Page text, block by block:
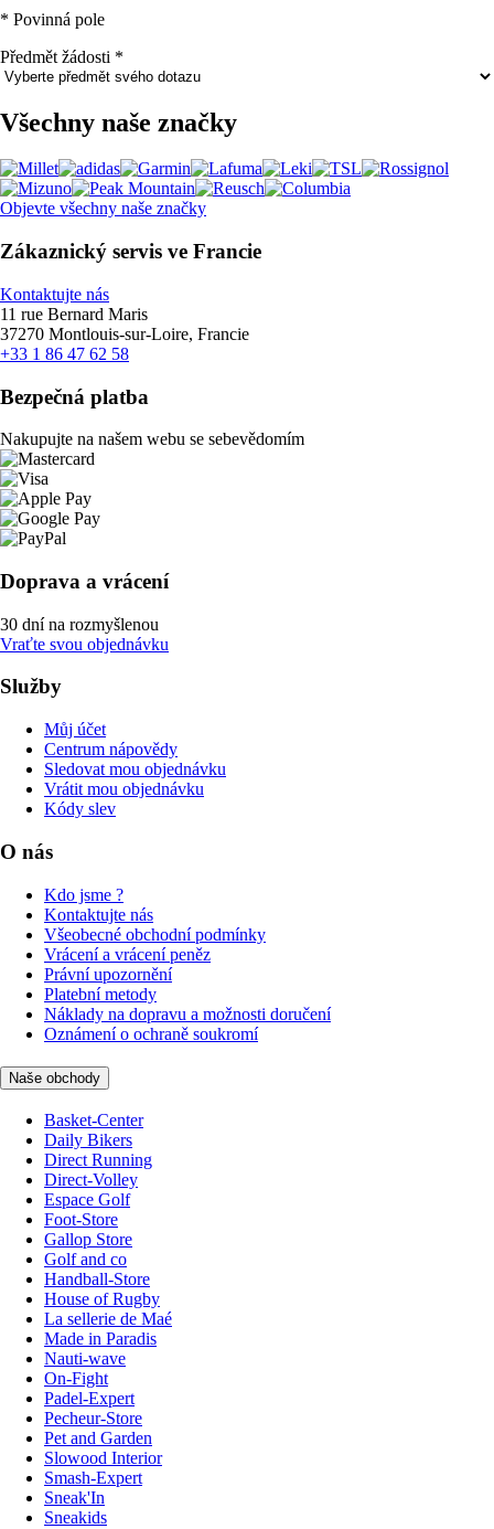
* Povinná pole
Předmět žádosti *
Všechny naše značky
Objevte všechny naše značky
Zákaznický servis ve Francie
Kontaktujte nás
11 rue Bernard Maris
37270 Montlouis-sur-Loire, Francie
+33 1 86 47 62 58
Bezpečná platba
Nakupujte na našem webu se sebevědomím
Doprava a vrácení
30 dní na rozmyšlenou
Vraťte svou objednávku
Služby
Můj účet
Centrum nápovědy
Sledovat mou objednávku
Vrátit mou objednávku
Kódy slev
O nás
Kdo jsme ?
Kontaktujte nás
Všeobecné obchodní podmínky
Vrácení a vrácení peněz
Právní upozornění
Platební metody
Náklady na dopravu a možnosti doručení
Oznámení o ochraně soukromí
Naše obchody
Basket-Center
Daily Bikers
Direct Running
Direct-Volley
Espace Golf
Foot-Store
Gallop Store
Golf and co
Handball-Store
House of Rugby
La sellerie de Maé
Made in Paradis
Nauti-wave
On-Fight
Padel-Expert
Pecheur-Store
Pet and Garden
Slowood Interior
Smash-Expert
Sneak'In
Sneakids